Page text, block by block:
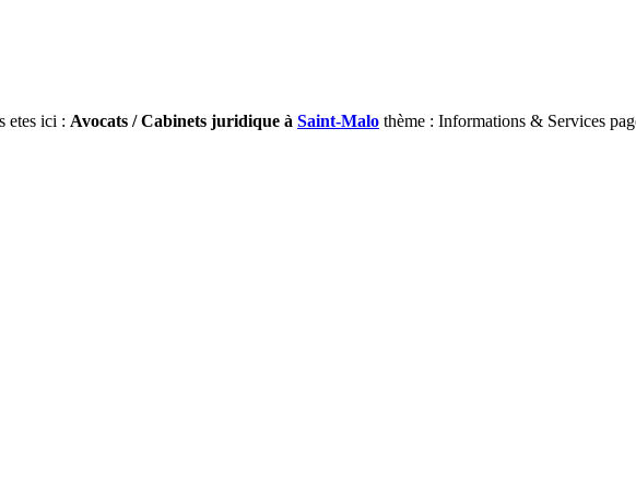
etes ici : Avocats / Cabinets juridique à Saint-Malo thème : Informations & Services